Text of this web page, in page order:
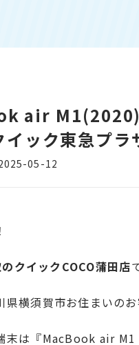
air M1(2020)
イック東急プ
05-12
クイックCOCO蒲田店
県横須賀市お住まいの
末は『MacBook air